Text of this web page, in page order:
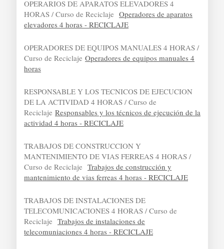
OPERARIOS DE APARATOS ELEVADORES 4
HORAS / Curso de Reciclaje Operadores de aparatos
elevadores 4 horas - RECICLAJE
OPERADORES DE EQUIPOS MANUALES 4 HORAS /
Curso de Reciclaje Operadores de equipos manuales 4
horas
RESPONSABLE Y LOS TECNICOS DE EJECUCION
DE LA ACTIVIDAD 4 HORAS / Curso de
Reciclaje Responsables y los técnicos de ejecución de la
actividad 4 horas - RECICLAJE
TRABAJOS DE CONSTRUCCION Y
MANTENIMIENTO DE VIAS FERREAS 4 HORAS /
Curso de Reciclaje Trabajos de construcción y
mantenimiento de vias ferreas 4 horas - RECICLAJE
TRABAJOS DE INSTALACIONES DE
TELECOMUNICACIONES 4 HORAS / Curso de
Reciclaje Trabajos de instalaciones de
telecomuniaciones 4 horas - RECICLAJE